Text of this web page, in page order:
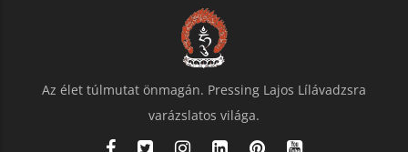
Az élet túlmutat önmagán. Pressing Lajos Lílávadzsra
varázslatos világa.